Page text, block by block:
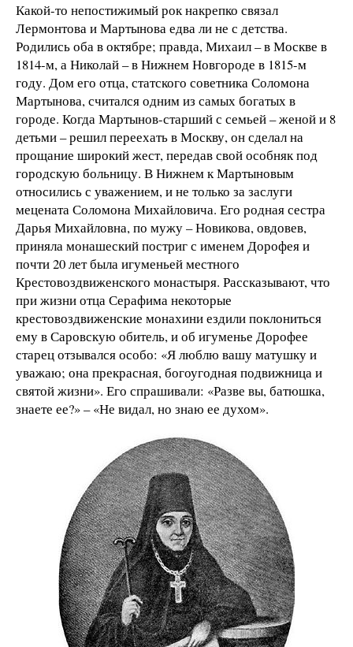
Какой-то непостижимый рок накрепко связал
Лермонтова и Мартынова едва ли не с детства.
Родились оба в октябре; правда, Михаил – в Москве в
1814-м, а Николай – в Нижнем Новгороде в 1815-м
году. Дом его отца, статского советника Соломона
Мартынова, считался одним из самых богатых в
городе. Когда Мартынов-старший с семьей – женой и 8
детьми – решил переехать в Москву, он сделал на
прощание широкий жест, передав свой особняк под
городскую больницу. В Нижнем к Мартыновым
относились с уважением, и не только за заслуги
мецената Соломона Михайловича. Его родная сестра
Дарья Михайловна, по мужу – Новикова, овдовев,
приняла монашеский постриг с именем Дорофея и
почти 20 лет была игуменьей местного
Крестовоздвиженского монастыря. Рассказывают, что
при жизни отца Серафима некоторые
крестовоздвиженские монахини ездили поклониться
ему в Саровскую обитель, и об игуменье Дорофее
старец отзывался особо: «Я люблю вашу матушку и
уважаю; она прекрасная, богоугодная подвижница и
святой жизни». Его спрашивали: «Разве вы, батюшка,
знаете ее?» – «Не видал, но знаю ее духом».